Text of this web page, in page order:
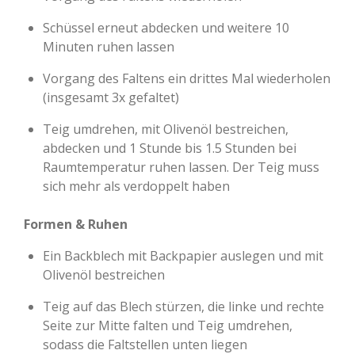
Schüssel erneut abdecken und weitere 10
Minuten ruhen lassen
Vorgang des Faltens ein drittes Mal wiederholen
(insgesamt 3x gefaltet)
Teig umdrehen, mit Olivenöl bestreichen,
abdecken und 1 Stunde bis 1.5 Stunden bei
Raumtemperatur ruhen lassen. Der Teig muss
sich mehr als verdoppelt haben
Formen & Ruhen
Ein Backblech mit Backpapier auslegen und mit
Olivenöl bestreichen
Teig auf das Blech stürzen, die linke und rechte
Seite zur Mitte falten und Teig umdrehen,
sodass die Faltstellen unten liegen